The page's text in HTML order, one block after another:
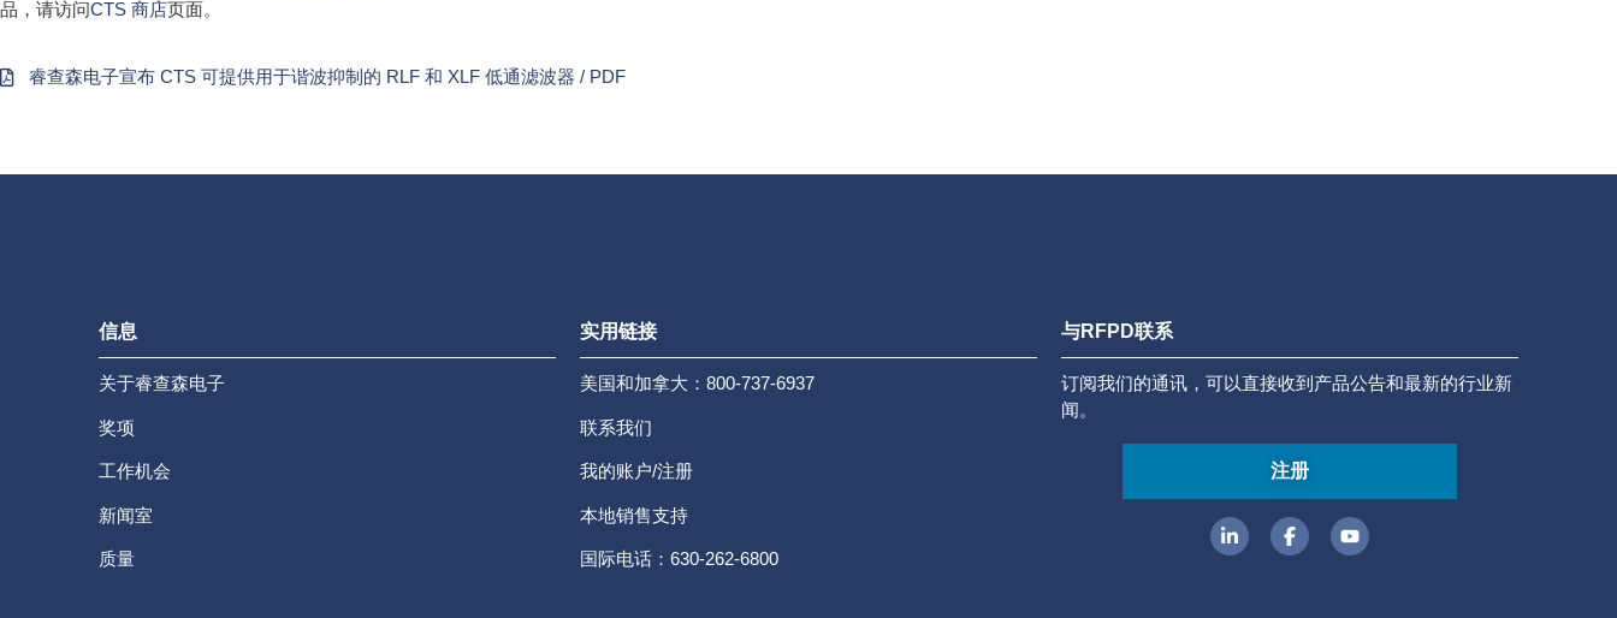
品，请访问CTS 商店页面。
睿查森电子宣布 CTS 可提供用于谐波抑制的 RLF 和 XLF 低通滤波器 / PDF
信息
关于睿查森电子
奖项
工作机会
新闻室
质量
实用链接
美国和加拿大：800-737-6937
联系我们
我的账户/注册
本地销售支持
国际电话：630-262-6800
与RFPD联系
订阅我们的通讯，可以直接收到产品公告和最新的行业新
闻。
注册